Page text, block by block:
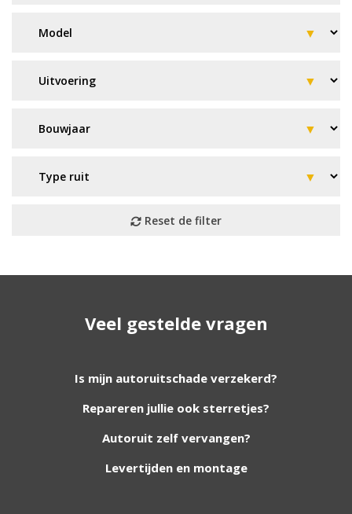
verder!
Wij zijn continu bezig met het toevoegen van
ruit er niet tussen? Grote kans dat wij deze wel
hebben. Vul het formulier in en wij nemen
Veel gestelde vragen
Is mijn autoruitschade verzekerd?
Repareren jullie ook sterretjes?
Autoruit zelf vervangen?
Levertijden en montage